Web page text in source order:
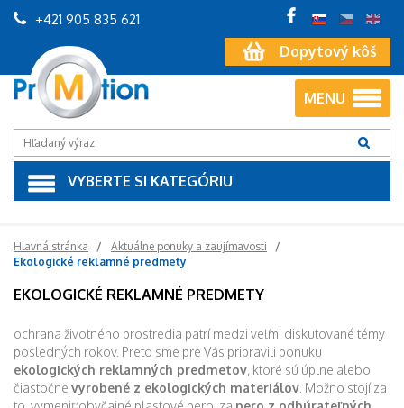
Dopytový kôš
+421 905 835 621
MENU
VYBERTE SI KATEGÓRIU
Hlavná stránka
Aktuálne ponuky a zaujímavosti
Ekologické reklamné predmety
EKOLOGICKÉ REKLAMNÉ PREDMETY
ochrana životného prostredia patrí medzi veľmi diskutované témy
posledných rokov. Preto sme pre Vás pripravili ponuku
ekologických reklamných predmetov, ktoré sú úplne alebo
čiastočne vyrobené z ekologických materiálov . Možno stojí za